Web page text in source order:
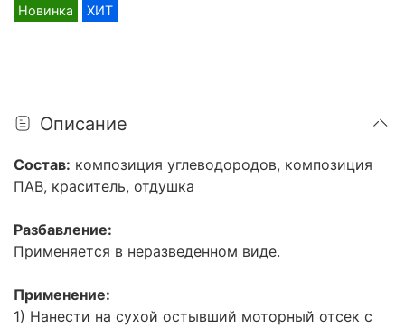
Новинка ХИТ
Описание
Состав: композиция углеводородов, композиция
ПАВ, краситель, отдушка
Разбавление:
Применяется в неразведенном виде.
Применение:
1) Нанести на сухой остывший моторный отсек с